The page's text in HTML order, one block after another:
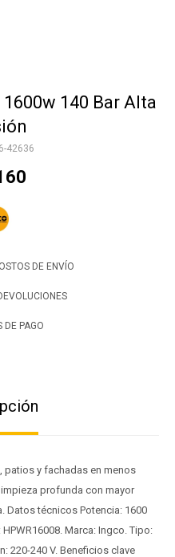
140 Bar Alta
42636
DE ENVÍO
DE PAGO
patios y fachadas en menos
profunda con mayor
Datos técnicos Potencia: 1600
Marca: Ingco. Tipo:
220-240 V. Beneficios clave